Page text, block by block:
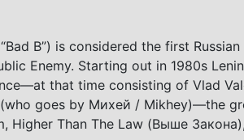
B”) is considered the first
Enemy. Starting out in 1980s
that time consisting of Vlad
(who goes by Михей / Mikhey)—the
Higher Than The Law (Выше